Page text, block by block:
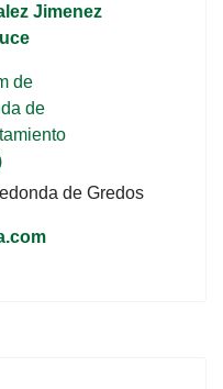
Jimenez
de Gredos